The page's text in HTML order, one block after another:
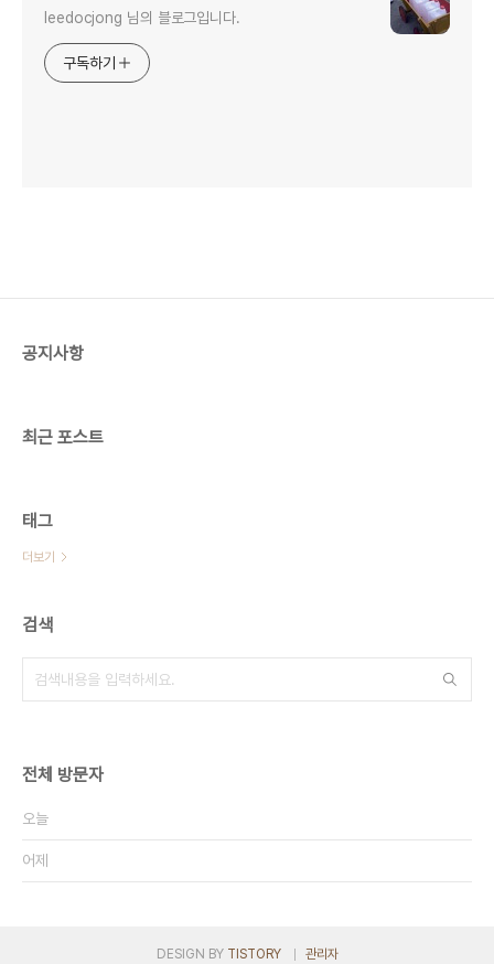
leedocjong 님의 블로그입니다.
구독하기
공지사항
최근 포스트
태그
더보기
검색
전체 방문자
오늘
어제
DESIGN BY TISTORY 관리자